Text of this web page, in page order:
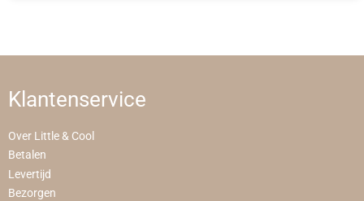
Klantenservice
Over Little & Cool
Betalen
Levertijd
Bezorgen